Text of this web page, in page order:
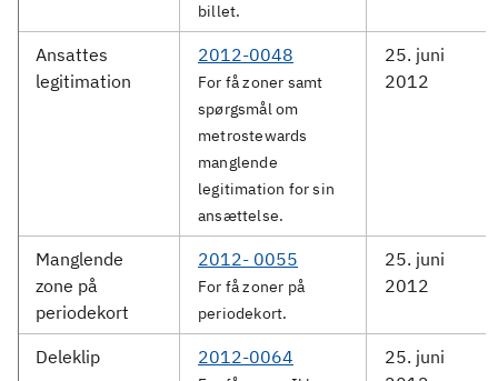
billet.
Ansattes
legitimation
2012-0048
For få zoner samt
spørgsmål om
metrostewards
manglende
legitimation for sin
ansættelse.
25. juni
2012
Manglende
zone på
periodekort
2012- 0055
For få zoner på
periodekort.
25. juni
2012
Deleklip 2012-0064
25. juni